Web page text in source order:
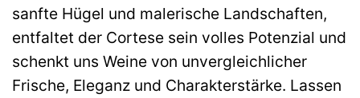
sanfte Hügel und malerische Landschaften,
entfaltet der Cortese sein volles Potenzial und
schenkt uns Weine von unvergleichlicher
Frische, Eleganz und Charakterstärke. Lassen